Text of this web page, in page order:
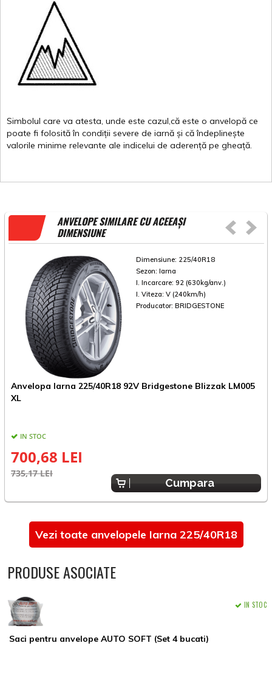
Simbolul care va atesta unde este cazul,că este o anvelopă ce
poate fi folosită în condiții severe de iarnă și că îndeplinește
valorile minime relevante ale indicelui de aderență pe gheață
ANVELOPE SIMILARE CU ACEEAȘI
DIMENSIUNE
Dimensiune: 225/40R18
Sezon: Iarna
I. Incarcare: 92 (630kg/anv.)
I. Viteza: V (240km/h)
Producator: BRIDGESTONE
Anvelopa Iarna 225/40R18 92V Bridgestone Blizzak LM005
XL
IN STOC
700,68 LEI
735,17 LEI
Cumpara
Vezi toate anvelopele Iarna 225/40R18
PRODUSE ASOCIATE
Saci pentru anvelope AUTO SOFT (Set 4 bucati)
IN STOC